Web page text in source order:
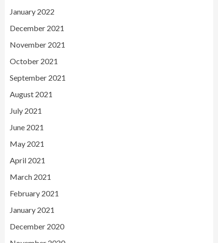
January 2022
December 2021
November 2021
October 2021
September 2021
August 2021
July 2021
June 2021
May 2021
April 2021
March 2021
February 2021
January 2021
December 2020